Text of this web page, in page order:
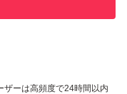
実績があります
ザーは高頻度で24時間以内